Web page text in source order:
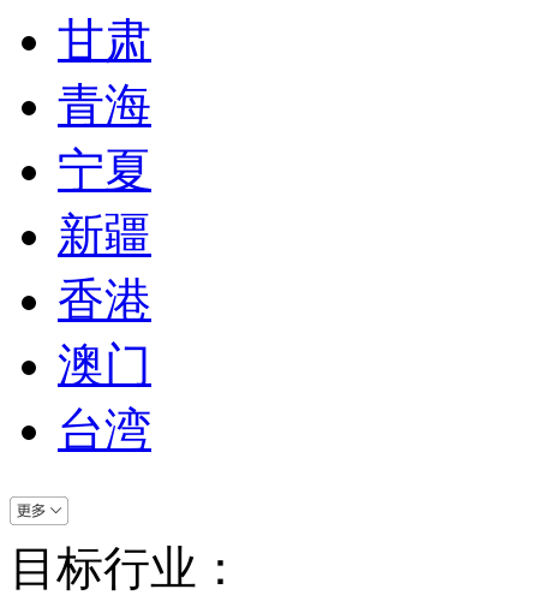
甘肃
青海
宁夏
新疆
香港
澳门
台湾
目标行业：